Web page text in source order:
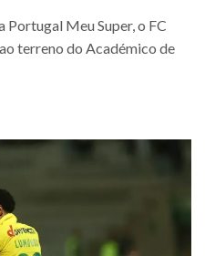
Portugal Meu Super, o FC
terreno do Académico de